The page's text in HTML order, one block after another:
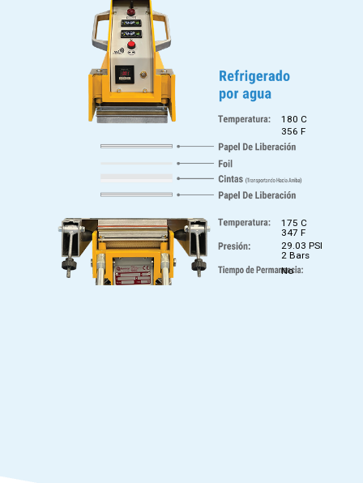
180 C
356 F
175 C
347 F
29.03 PSI
2 Bars
No